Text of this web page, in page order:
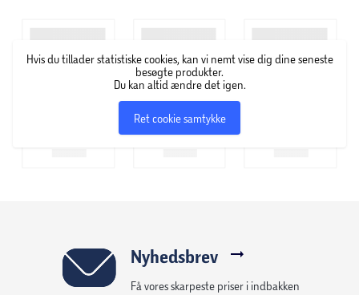
Hvis du tillader statistiske cookies, kan vi nemt vise dig dine seneste
besøgte produkter.
Du kan altid ændre det igen.
Ret cookie samtykke
Nyhedsbrev
Få vores skarpeste priser i indbakken